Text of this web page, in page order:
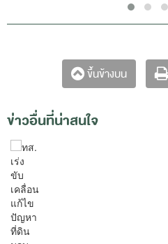
ขึ้นข้างบน
ข่าวอื่นที่น่าสนใจ